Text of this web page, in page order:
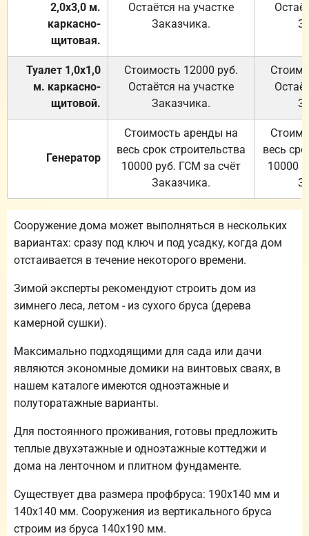
2,0х3,0 м.
каркасно-
щитовая.
Остаётся на участке
Заказчика.
Туалет 1,0х1,0
м. каркасно-
щитовой.
Стоимость 12000 руб.
Остаётся на участке
Заказчика.
Генератор
Стоимость аренды на
весь срок строительства
10000 руб. ГСМ за счёт
Заказчика.
весь
10000
Сооружение дома может выполняться в нескольких
вариантах: сразу под ключ и под усадку, когда дом
отстаивается в течение некоторого времени.
Зимой эксперты рекомендуют строить дом из
зимнего леса, летом - из сухого бруса (дерева
камерной сушки).
Максимально подходящими для сада или дачи
являются экономные домики на винтовых сваях, в
нашем каталоге имеются одноэтажные и
полуторатажные варианты.
Для постоянного проживания, готовы предложить
теплые двухэтажные и одноэтажные коттеджи и
дома на ленточном и плитном фундаменте.
Существует два размера профбруса: 190х140 мм и
140х140 мм. Сооружения из вертикального бруса
строим из бруса 140х190 мм.